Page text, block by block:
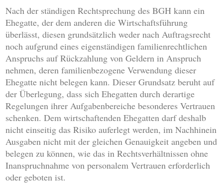
Nach der ständigen Rechtsprechung des BGH kann ein
Ehegatte, der dem anderen die Wirtschaftsführung
überlässt, diesen grundsätzlich weder nach Auftragsrecht
noch aufgrund eines eigenständigen familienrechtlichen
Anspruchs auf Rückzahlung von Geldern in Anspruch
nehmen, deren familienbezogene Verwendung dieser
Ehegatte nicht belegen kann. Dieser Grundsatz beruht auf
der Überlegung, dass sich Ehegatten durch derartige
Regelungen ihrer Aufgabenbereiche besonderes Vertrauen
schenken. Dem wirtschaftenden Ehegatten darf deshalb
nicht einseitig das Risiko auferlegt werden, im Nachhinein
Ausgaben nicht mit der gleichen Genauigkeit angeben und
belegen zu können, wie das in Rechtsverhältnissen ohne
Inanspruchnahme von personalem Vertrauen erforderlich
oder geboten ist.